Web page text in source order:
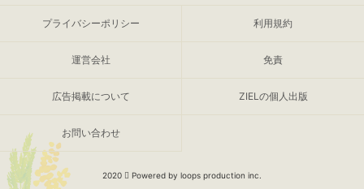
プライバシーポリシー 利用規約
運営会社 免責
広告掲載について ZIELの個人出版
お問い合わせ
2020 Powered by loops production inc.